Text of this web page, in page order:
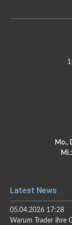
Mo.,
Mi.:
Latest News
05.04.2026 17:28
Warum Trader ihre